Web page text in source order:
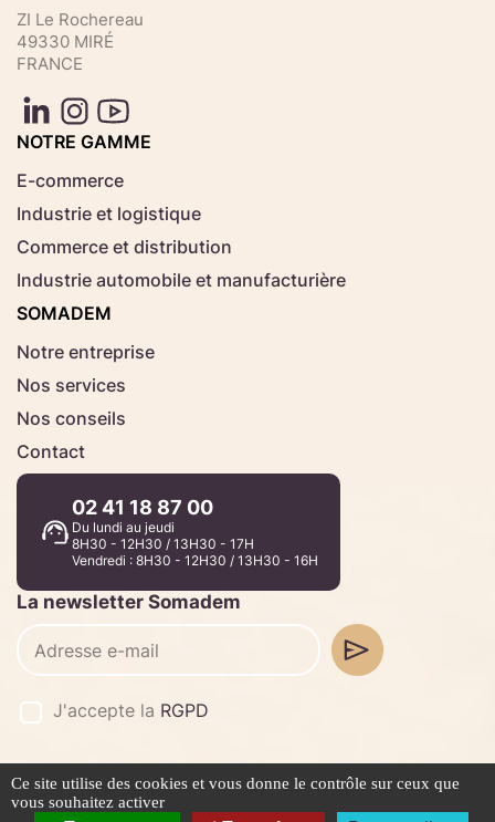
Aucun fichier
Télécharger
ZI Le Rochereau
49330 MIRÉ
FRANCE
NOTRE GAMME
E-commerce
Industrie et logistique
Commerce et distribution
Industrie automobile et manufacturière
SOMADEM
Notre entreprise
Nos services
Nos conseils
Contact
02 41 18 87 00
Du lundi au jeudi
8H30 - 12H30 / 13H30 - 17H
Vendredi : 8H30 - 12H30 / 13H30 - 16H
La newsletter Somadem
J'accepte la RGPD
©2026 -Stafe.fr
Mentions légales
Politique de confidentialité
Ce site utilise des cookies et vous donne le contrôle sur ceux que
vous souhaitez activer